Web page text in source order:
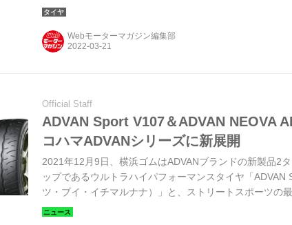
うした重量級モデルのタイヤ選びはどのようにしたら良
掲載する。（Motor Magazine 2022年4月号より）
Webモーターマガジン編集部
Official Staff
ADVAN Sport V107＆ADVAN NEOVA
コハマADVANシリーズに新展開
2021年12月9日、横浜ゴムはADVANブランドの新製品2
ップであるウルトラハイパフォーマンスタイヤ「ADVAN
ツ・ブイ・イチマルナナ）」と、ストリートスポーツの
AD09（アドバン・ネオバ・エイディ・ゼロキュウ）」だ